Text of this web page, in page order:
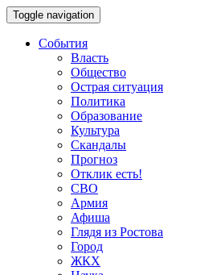
Toggle navigation
События
Власть
Общество
Острая ситуация
Политика
Образование
Культура
Скандалы
Прогноз
Отклик есть!
СВО
Армия
Афиша
Глядя из Ростова
Город
ЖКХ